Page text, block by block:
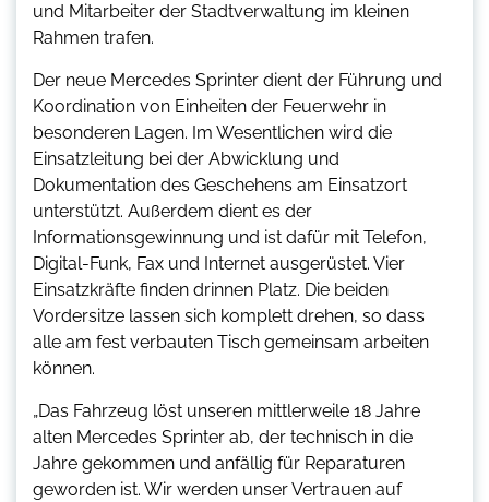
und Mitarbeiter der Stadtverwaltung im kleinen
Rahmen trafen.
Der neue Mercedes Sprinter dient der Führung und
Koordination von Einheiten der Feuerwehr in
besonderen Lagen. Im Wesentlichen wird die
Einsatzleitung bei der Abwicklung und
Dokumentation des Geschehens am Einsatzort
unterstützt. Außerdem dient es der
Informationsgewinnung und ist dafür mit Telefon,
Digital-Funk, Fax und Internet ausgerüstet. Vier
Einsatzkräfte finden drinnen Platz. Die beiden
Vordersitze lassen sich komplett drehen, so dass
alle am fest verbauten Tisch gemeinsam arbeiten
können.
„Das Fahrzeug löst unseren mittlerweile 18 Jahre
alten Mercedes Sprinter ab, der technisch in die
Jahre gekommen und anfällig für Reparaturen
geworden ist. Wir werden unser Vertrauen auf